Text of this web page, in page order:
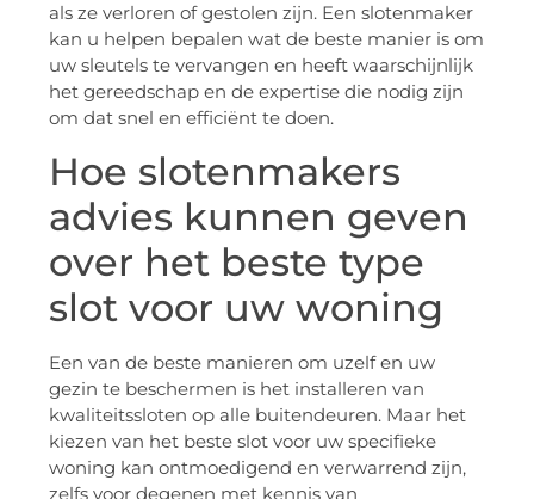
als ze verloren of gestolen zijn. Een slotenmaker
kan u helpen bepalen wat de beste manier is om
uw sleutels te vervangen en heeft waarschijnlijk
het gereedschap en de expertise die nodig zijn
om dat snel en efficiënt te doen.
Hoe slotenmakers
advies kunnen geven
over het beste type
slot voor uw woning
Een van de beste manieren om uzelf en uw
gezin te beschermen is het installeren van
kwaliteitssloten op alle buitendeuren. Maar het
kiezen van het beste slot voor uw specifieke
woning kan ontmoedigend en verwarrend zijn,
zelfs voor degenen met kennis van